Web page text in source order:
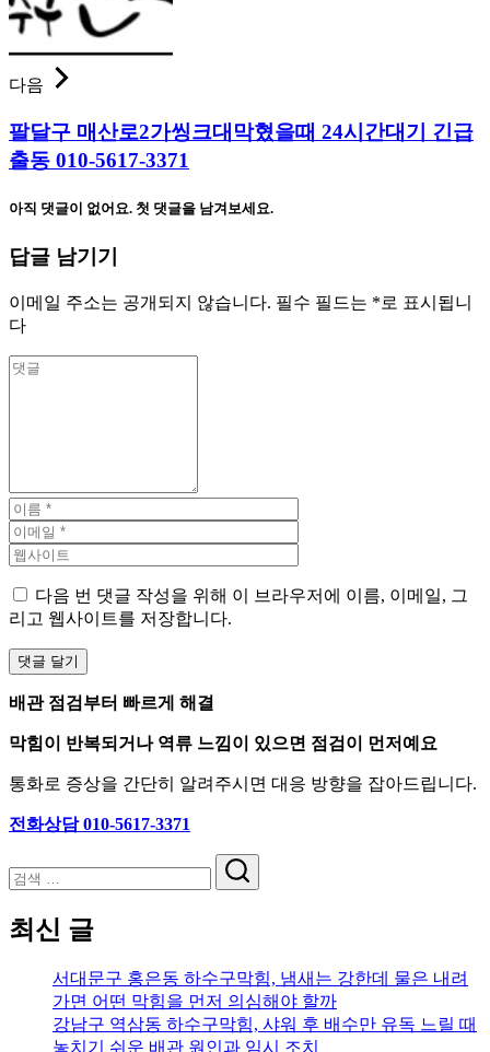
다음
팔달구 매산로2가씽크대막혔을때 24시간대기 긴급
출동 010-5617-3371
아직 댓글이 없어요. 첫 댓글을 남겨보세요.
답글 남기기
이메일 주소는 공개되지 않습니다. 필수 필드는 *로 표시됩니
다
다음 번 댓글 작성을 위해 이 브라우저에 이름, 이메일, 그
리고 웹사이트를 저장합니다.
배관 점검부터 빠르게 해결
막힘이 반복되거나 역류 느낌이 있으면 점검이 먼저예요
통화로 증상을 간단히 알려주시면 대응 방향을 잡아드립니다.
전화상담 010-5617-3371
검
최신 글
서대문구 홍은동 하수구막힘, 냄새는 강한데 물은 내려
가면 어떤 막힘을 먼저 의심해야 할까
강남구 역삼동 하수구막힘, 샤워 후 배수만 유독 느릴 때
놓치기 쉬운 배관 원인과 임시 조치